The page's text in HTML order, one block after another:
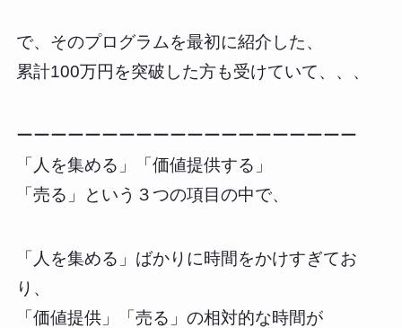
で、そのプログラムを最初に紹介した、
累計100万円を突破した方も受けていて、、、
ーーーーーーーーーーーーーーーーーーーー
「人を集める」「価値提供する」
「売る」という３つの項目の中で、
「人を集める」ばかりに時間をかけすぎてお
り、
「価値提供」「売る」の相対的な時間が